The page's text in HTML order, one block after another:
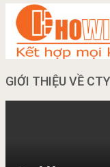
GIỚI THIỆU VỀ